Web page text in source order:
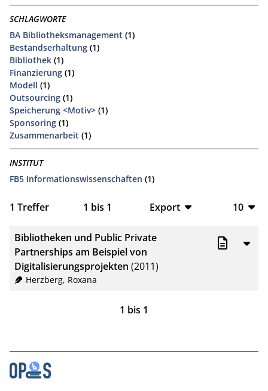
SCHLAGWORTE
BA Bibliotheksmanagement (1)
Bestandserhaltung (1)
Bibliothek (1)
Finanzierung (1)
Modell (1)
Outsourcing (1)
Speicherung <Motiv> (1)
Sponsoring (1)
Zusammenarbeit (1)
INSTITUT
FB5 Informationswissenschaften (1)
1 Treffer 1 bis 1
Export
RIS
10
20
Bibliotheken und Public Private
Partnerships am Beispiel von
Digitalisierungsprojekten (2011)
Herzberg, Roxana
1 bis 1